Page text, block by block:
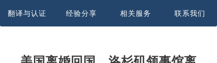
翻译与认证 经验分享 相关服务 联系我们